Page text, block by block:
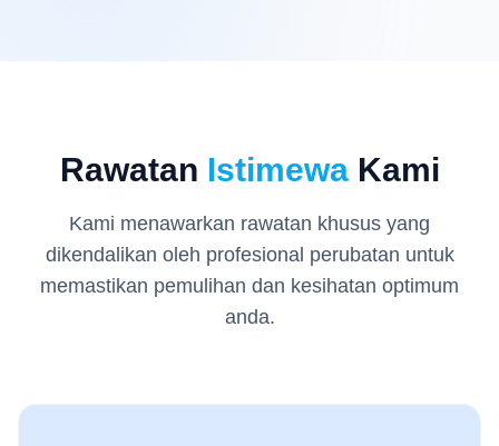
Rawatan IstimewaKami
Kami menawarkan rawatan khusus yang
dikendalikan oleh profesional perubatan untuk
memastikan pemulihan dan kesihatan optimum
anda.